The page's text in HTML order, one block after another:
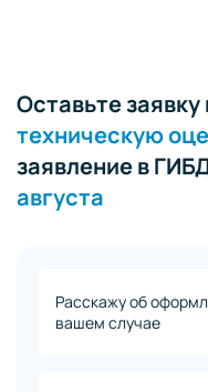
Оставьте заявку
техническую
заявление в
августа
Расскажу об
вашем случае